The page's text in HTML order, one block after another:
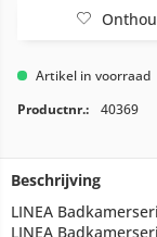
Artikel in voorraad
Productnr.:
40369
Beschrijving
LINEA
LINEA